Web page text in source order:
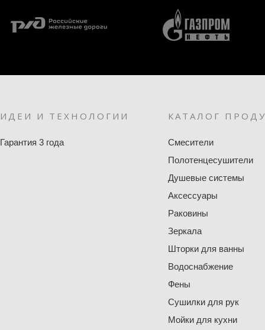
ИДЕИ И ТЕХНОЛОГИИ
Гарантия 3 года
КАТАЛОГ
Смесители
Полотенцесушители
Душевые системы
Аксессуары
Раковины
Зеркала
Шторки для ванны
Водоснабжение
Фены
Сушилки для рук
Мойки для кухни